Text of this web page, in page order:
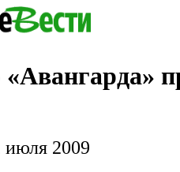
«Авангарда»
июля 2009